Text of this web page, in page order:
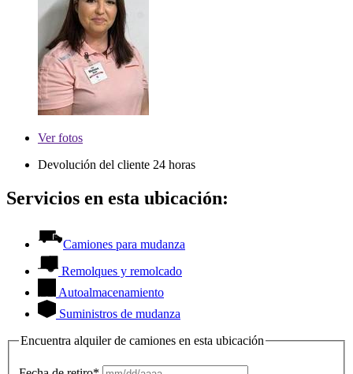
Verfotos
Devolución del cliente 24 horas
Servicios en esta ubicación:
Camiones para mudanza
Remolques y remolcado
Autoalmacenamiento
Suministros de mudanza
Encuentra alquiler de camiones en esta ubicación